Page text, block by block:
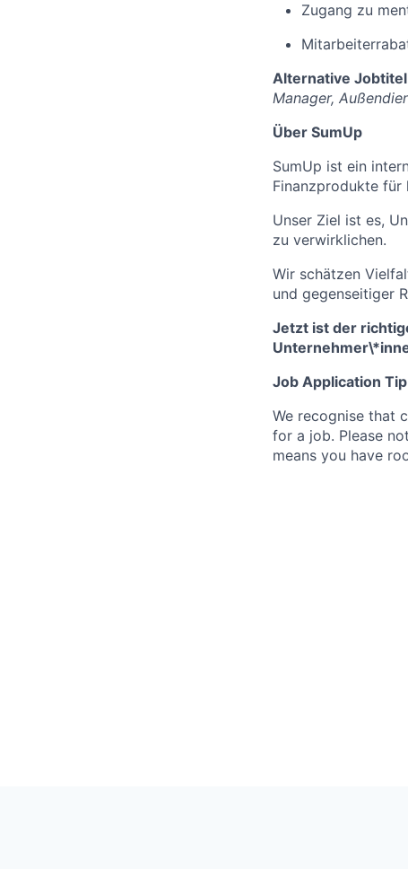
Zugang zu
Alternative Jobtitel
Manager,
Über SumUp
SumUp ist ein
Finanzprodukte für
Unser Ziel ist es,
zu verwirklichen.
Wir schätzen
und gegenseitiger
Jetzt ist der
Unternehmer\*
Job Application Tip
We recognise that
for a job. Please
means you have